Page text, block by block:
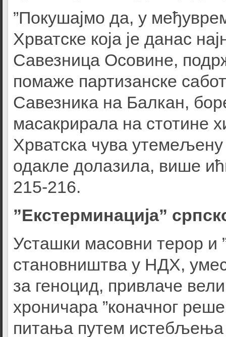
”Покушајмо да, у
Хрватске која је данас
Савезница Осовине,
помаже партизанске
Савезника на Балкан,
масакрирала на стотине
Хрватска чува
одакле долазила, више
215-216.
”Екстерминација”
Усташки масовни терор и
становништва у НДХ,
за геноцид, привлаче
хроничара ”коначног
питања путем истебљења